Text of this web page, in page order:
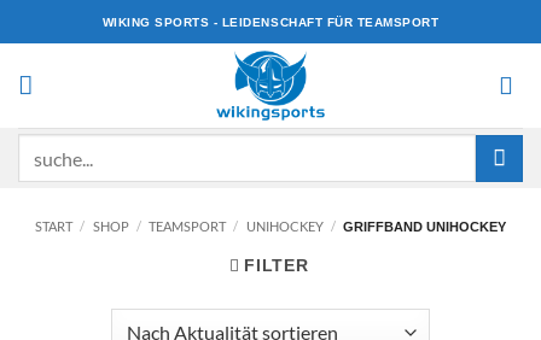
WIKING SPORTS - LEIDENSCHAFT FÜR TEAMSPORT
START / SHOP / TEAMSPORT / UNIHOCKEY / GRIFFBAND UNIHOCKEY
FILTER